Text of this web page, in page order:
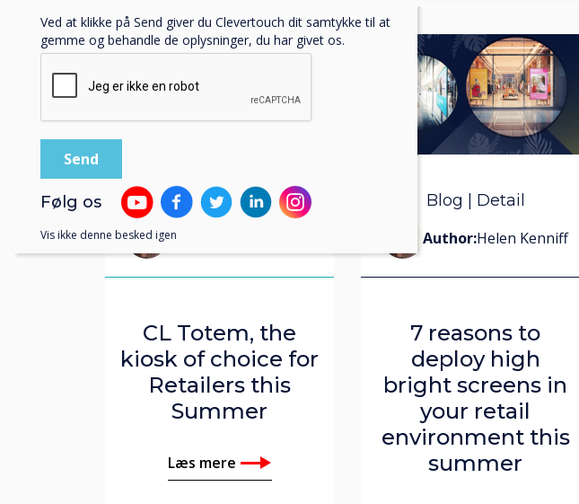
Blog | Detail
Author:
CL Totem, the
kiosk of choice for
Retailers this
Summer
Læs mere
Blog | Detail
Author:Helen Kenniff
7 reasons to
deploy high
bright screens in
your retail
environment this
summer
Ved at klikke på Send giver du Clevertouch dit samtykke til at
gemme og behandle de oplysninger, du har givet os.
Følg os
Vis ikke denne besked igen